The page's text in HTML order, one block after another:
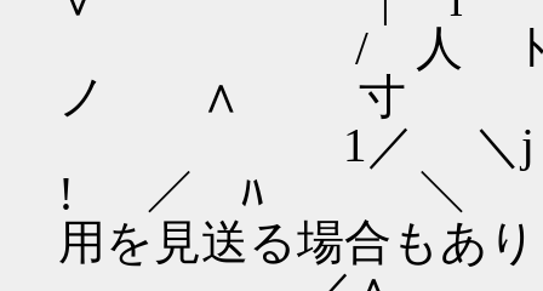
/ 人 ﾄﾊ
ノ ∧ 寸
1／
! ／ ﾊ ＼ シ
用を見送る場合もあ